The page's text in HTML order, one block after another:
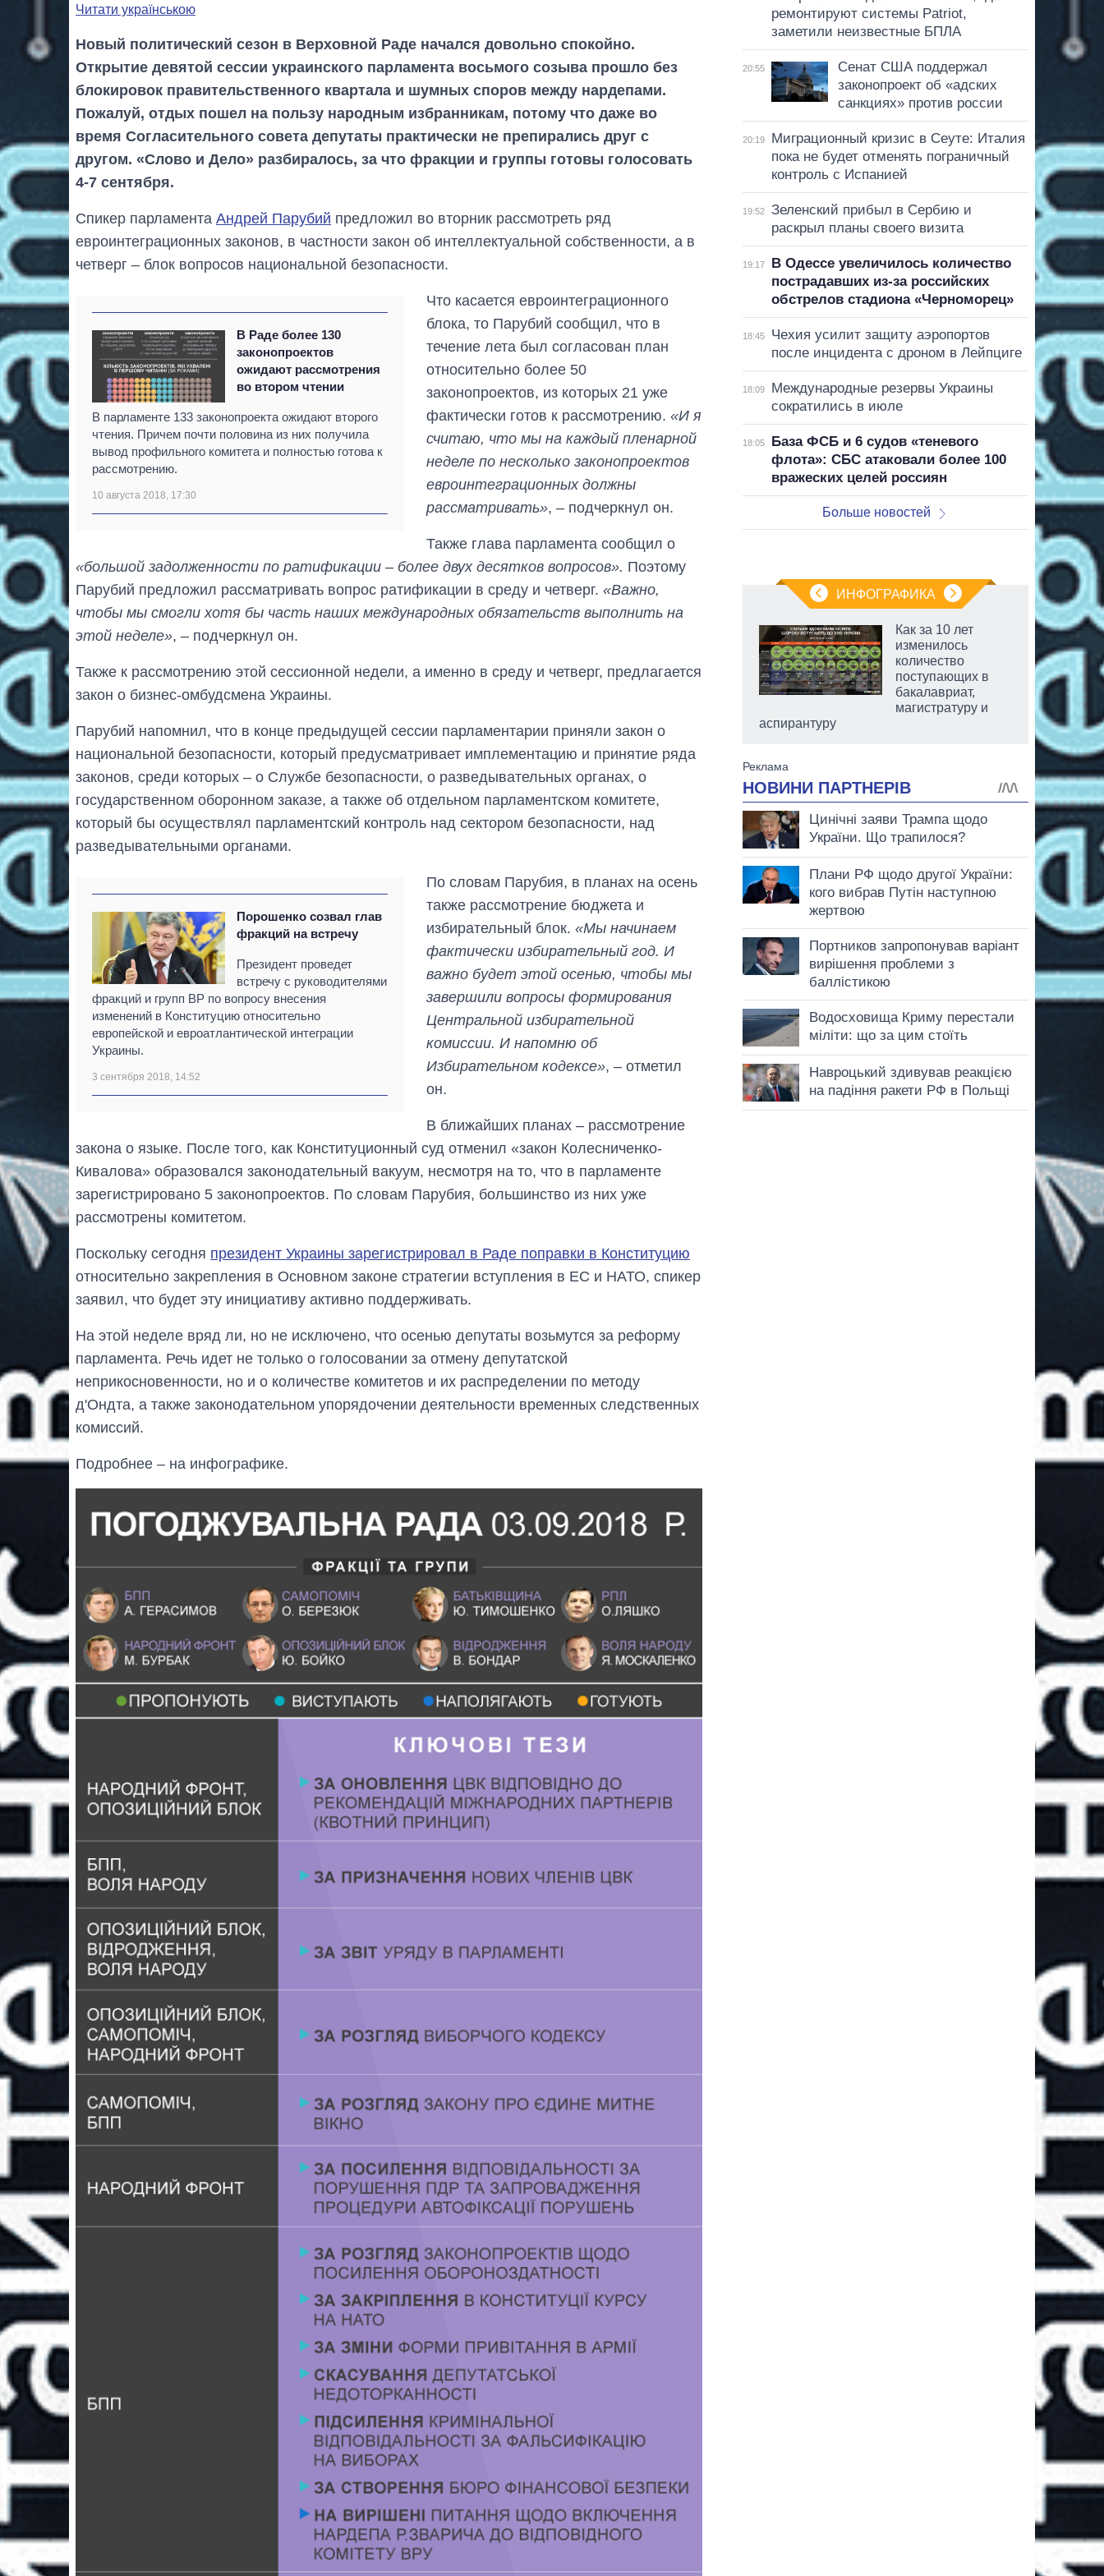
Читати українською
Новый политический сезон в Верховной Раде начался довольно спокойно.
Открытие девятой сессии украинского парламента восьмого созыва прошло без
блокировок правительственного квартала и шумных споров между нардепами.
Пожалуй, отдых пошел на пользу народным избранникам, потому что даже во
время Согласительного совета депутаты практически не препирались друг с
другом. «Слово и Дело» разбиралось, за что фракции и группы готовы голосовать
4-7 сентября.
Спикер парламента Андрей Парубий предложил во вторник рассмотреть ряд
евроинтеграционных законов, в частности закон об интеллектуальной собственности, а в
четверг – блок вопросов национальной безопасности.
В Раде более 130
законопроектов
ожидают рассмотрения
во втором чтении
В парламенте 133 законопроекта ожидают второго
чтения. Причем почти половина из них получила
вывод профильного комитета и полностью готова к
рассмотрению.
10 августа 2018, 17:30
Что касается евроинтеграционного
блока, то Парубий сообщил, что в
течение лета был согласован план
относительно более 50
законопроектов, из которых 21 уже
фактически готов к рассмотрению.«И я
считаю, что мы на каждый пленарной
неделе по несколько законопроектов
евроинтеграционных должны
рассматривать», – подчеркнул он.
Также глава парламента сообщил о
«большой задолженности по ратификации – более двух десятков вопросов». Поэтому
Парубий предложил рассматривать вопрос ратификации в среду и четверг. «Важно,
чтобы мы смогли хотя бы часть наших международных обязательств выполнить на
этой неделе», – подчеркнул он.
Также к рассмотрению этой сессионной недели, а именно в среду и четверг, предлагается
закон о бизнес-омбудсмена Украины.
Парубий напомнил, что в конце предыдущей сессии парламентарии приняли закон о
национальной безопасности, который предусматривает имплементацию и принятие ряда
законов, среди которых – о Службе безопасности, о разведывательных органах, о
государственном оборонном заказе, а также об отдельном парламентском комитете,
который бы осуществлял парламентский контроль над сектором безопасности, над
разведывательными органами.
Порошенко созвал глав
фракций на встречу
Президент проведет
встречу с руководителями
фракций и групп ВР по вопросу внесения
изменений в Конституцию относительно
европейской и евроатлантической интеграции
Украины.
3 сентября 2018, 14:52
По словам Парубия, в планах на осень
также рассмотрение бюджета и
избирательный блок.«Мы начинаем
фактически избирательный год. И
важно будет этой осенью, чтобы мы
завершили вопросы формирования
Центральной избирательной
комиссии. И напомню об
Избирательном кодексе», – отметил
он.
В ближайших планах – рассмотрение
закона о языке. После того, как Конституционный суд отменил «закон Колесниченко-
Кивалова» образовался законодательный вакуум, несмотря на то, что в парламенте
зарегистрировано 5 законопроектов. По словам Парубия, большинство из них уже
рассмотрены комитетом.
Поскольку сегодня президент Украины зарегистрировал в Раде поправки в Конституцию
относительно закрепления в Основном законе стратегии вступления в ЕС и НАТО, спикер
заявил, что будет эту инициативу активно поддерживать.
На этой неделе вряд ли, но не исключено, что осенью депутаты возьмутся за реформу
парламента. Речь идет не только о голосовании за отмену депутатской
неприкосновенности, но и о количестве комитетов и их распределении по методу
д'Ондта, а также законодательном упорядочении деятельности временных следственных
комиссий.
Подробнее – на инфографике.
ремонтируют системы Patriot,
заметили неизвестные БПЛА
20:55
Сенат США поддержал
законопроект об «адских
санкциях» против россии
20:19
Миграционный кризис в Сеуте: Италия
пока не будет отменять пограничный
контроль с Испанией
19:52
Зеленский прибыл в Сербию и
раскрыл планы своего визита
19:17
В Одессе увеличилось количество
пострадавших из-за российских
обстрелов стадиона «Черноморец»
18:45
Чехия усилит защиту аэропортов
после инцидента с дроном в Лейпциге
18:09
Международные резервы Украины
сократились в июле
18:05
База ФСБ и 6 судов «теневого
флота»: СБС атаковали более 100
вражеских целей россиян
Больше новостей
ИНФОГРАФИКА
Украине до и во
Как за 10 лет
изменилось
количество
поступающих в
бакалавриат,
магистратуру и
аспирантуру